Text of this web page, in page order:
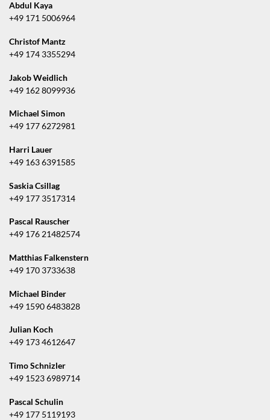
Abdul Kaya
+49 171 5006964
Christof Mantz
+49 174 3355294
Jakob Weidlich
+49 162 8099936
Michael Simon
+49 177 6272981
Harri Lauer
+49 163 6391585
Saskia Csillag
+49 177 3517314
Pascal Rauscher
+49 176 21482574
Matthias Falkenstern
+49 170 3733638
Michael Binder
+49 1590 6483828
Julian Koch
+49 173 4612647
Timo Schnizler
+49 1523 6989714
Pascal Schulin
+49 177 5119193